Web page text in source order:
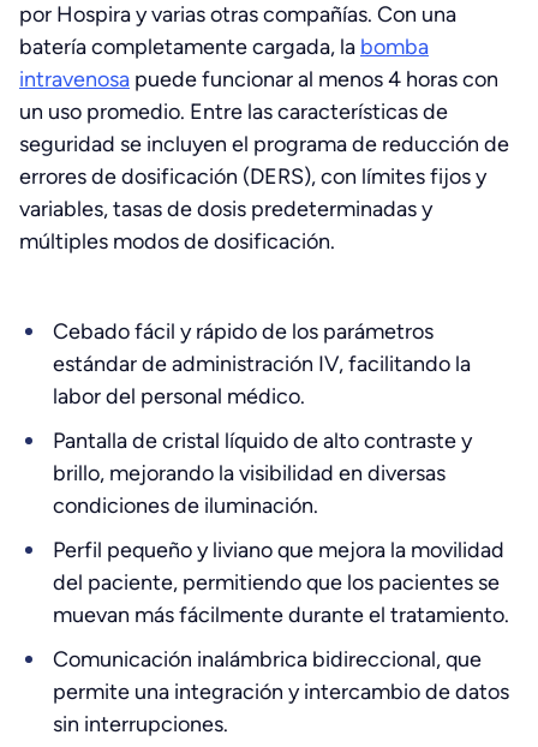
por Hospira y varias otras compañías. Con una
batería completamente cargada, la bomba
intravenosa puede funcionar al menos 4 horas con
un uso promedio. Entre las características de
seguridad se incluyen el programa de reducción de
errores de dosificación (DERS), con límites fijos y
variables, tasas de dosis predeterminadas y
múltiples modos de dosificación.
Cebado fácil y rápido de los parámetros
estándar de administración IV, facilitando la
labor del personal médico.
Pantalla de cristal líquido de alto contraste y
brillo, mejorando la visibilidad en diversas
condiciones de iluminación.
Perfil pequeño y liviano que mejora la movilidad
del paciente, permitiendo que los pacientes se
muevan más fácilmente durante el tratamiento.
Comunicación inalámbrica bidireccional, que
permite una integración y intercambio de datos
sin interrupciones.